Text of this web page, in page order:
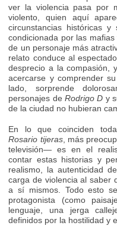
ver la violencia pasa por
violento, quien aquí
circunstancias históricas
condicionada por las
de un personaje más
relato conduce al
desprecio a la compasión,
acercarse y comprender
lado, sorprende
personajes deRodrigo D y
de la ciudad no hubieran
En lo que coinciden
Rosario tijeras, más
televisión— es en el
contar estas historias y
realismo, la autenticidad
carga de violencia al saber
a sí mismos. Todo esto
protagonista (como
lenguaje, una jerga
definidos por la hostilidad y